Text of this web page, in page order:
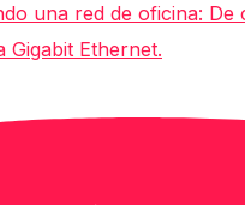
una red de oficina: De
Gigabit Ethernet.